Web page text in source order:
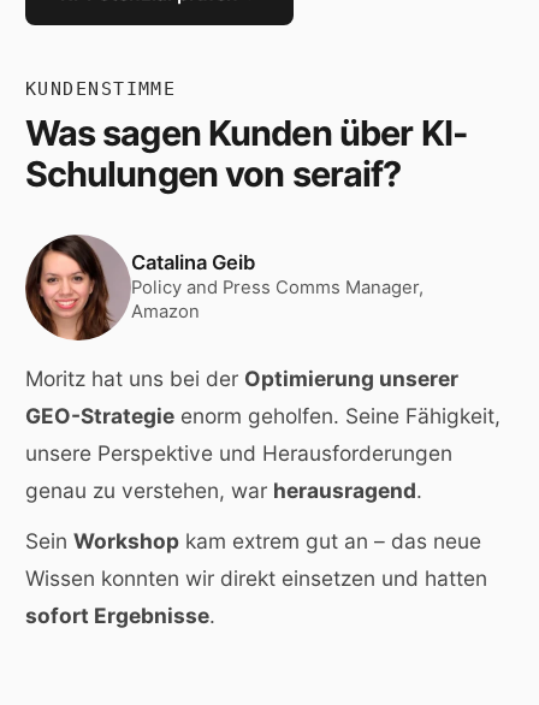
KUNDENSTIMME
Was sagen Kunden über KI-
Schulungen von seraif?
Catalina Geib
Policy and Press Comms Manager,
Amazon
Moritz hat uns bei der Optimierung unserer
GEO-Strategieenorm geholfen. Seine Fähigkeit,
unsere Perspektive und Herausforderungen
genau zu verstehen, war herausragend.
Sein Workshopkam extrem gut an – das neue
Wissen konnten wir direkt einsetzen und hatten
sofort Ergebnisse.